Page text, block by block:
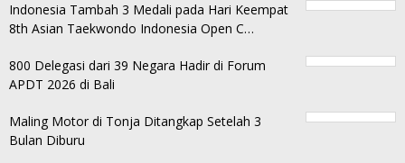
Indonesia Tambah 3 Medali pada Hari Keempat
8th Asian Taekwondo Indonesia Open C…
800 Delegasi dari 39 Negara Hadir di Forum
APDT 2026 di Bali
Maling Motor di Tonja Ditangkap Setelah 3
Bulan Diburu